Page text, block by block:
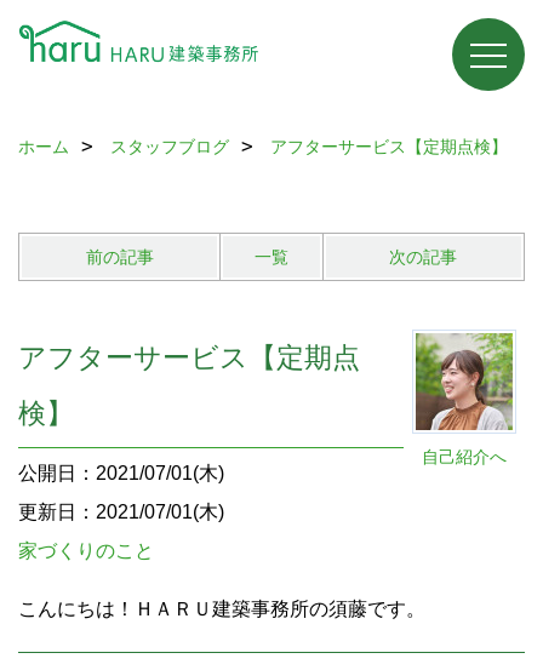
ホーム スタッフブログ アフターサービス【定期点検】
前の記事 一覧 次の記事
自己紹介へ
アフターサービス【定期点
検】
公開日：2021/07/01(木)
更新日：2021/07/01(木)
家づくりのこと
こんにちは！ＨＡＲＵ建築事務所の須藤です。